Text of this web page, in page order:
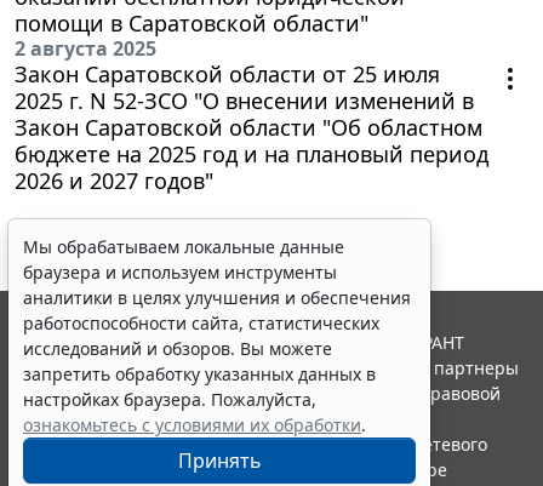
помощи в Саратовской области"
2 августа 2025
Закон Саратовской области от 25 июля
2025 г. N 52-ЗСО "О внесении изменений в
Закон Саратовской области "Об областном
бюджете на 2025 год и на плановый период
2026 и 2027 годов"
Мы обрабатываем локальные данные
браузера и используем инструменты
аналитики в целях улучшения и обеспечения
работоспособности сайта, статистических
исследований и обзоров. Вы можете
запретить обработку указанных данных в
настройках браузера. Пожалуйста,
ознакомьтесь с условиями их обработки.
Принять
© ООО "НПП "ГАРАНТ-СЕРВИС", 2026. Система ГАРАНТ
выпускается с 1990 года. Компания "Гарант" и ее партнеры
являются участниками Российской ассоциации правовой
информации ГАРАНТ.
Портал ГАРАНТ.РУ зарегистрирован в качестве сетевого
издания Федеральной службой по надзору в сфере